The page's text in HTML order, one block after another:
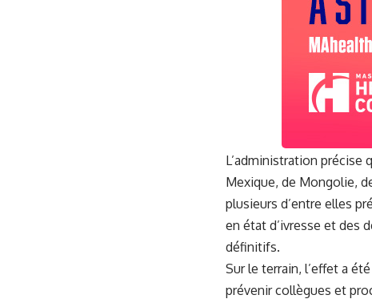
L’administration précise
Mexique, de Mongolie,
plusieurs d’entre elles
en état d’ivresse et des
définitifs.
Sur le terrain, l’effet a
prévenir collègues et